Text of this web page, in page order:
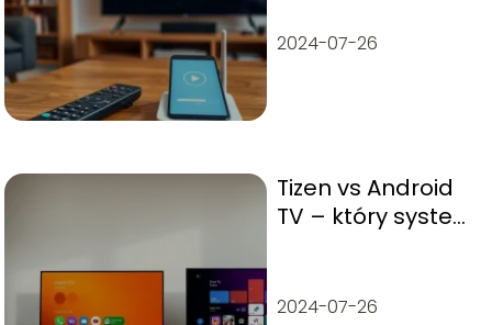
2024-07-26
Tizen vs Android
TV – który system
2024-07-26